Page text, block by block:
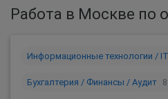
Работа в Москве по
Информационные технологии /
Бухгалтерия / Финансы / Аудит